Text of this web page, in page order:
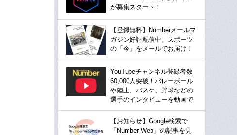
が募集スタート！
【登録無料】Numberメールマ
ガジン好評配信中。スポーツ
の「今」をメールでお届け！
YouTubeチャンネル登録者数
60,000人突破！バレーボール
や陸上、バスケ、野球などの
選手のインタビューを動画で
【お知らせ】Google検索で
「Number Web」の記事を見